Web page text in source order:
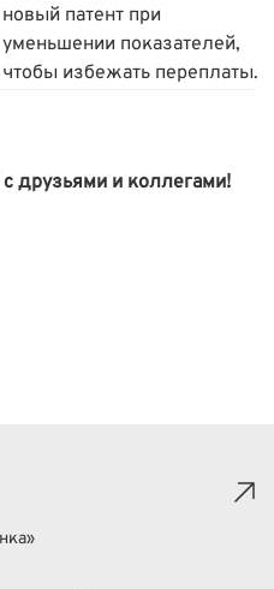
новый патент при
уменьшении показателей,
чтобы избежать переплаты.
друзьями и коллегами!